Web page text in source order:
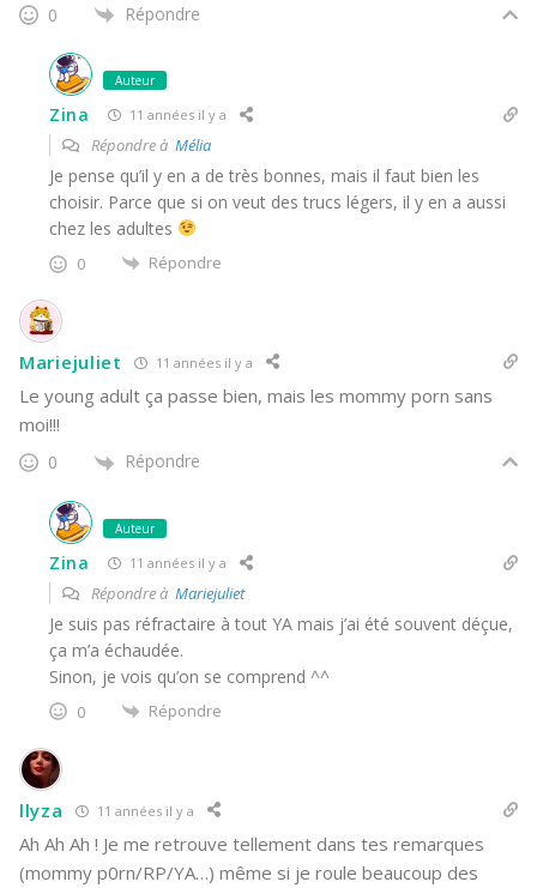
0 Répondre
Auteur
Zina 11 années il y a
Répondre à Mélia
Je pense qu’il y en a de très bonnes, mais il faut bien les
choisir. Parce que si on veut des trucs légers, il y en a aussi
chez les adultes
0 Répondre
Mariejuliet 11 années il y a
Le young adult ça passe bien, mais les mommy porn sans
moi!!!
0 Répondre
Auteur
Zina 11 années il y a
Répondre à Mariejuliet
Je suis pas réfractaire à tout YA mais j’ai été souvent déçue,
ça m’a échaudée.
Sinon, je vois qu’on se comprend ^^
0 Répondre
llyza 11 années il y a
Ah Ah Ah ! Je me retrouve tellement dans tes remarques
(mommy p0rn/RP/YA…) même si je roule beaucoup des